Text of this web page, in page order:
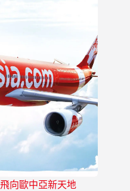
向歐中亞新天地